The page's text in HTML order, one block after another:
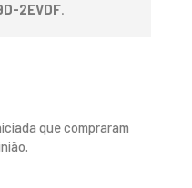
2EVDF.
que compraram